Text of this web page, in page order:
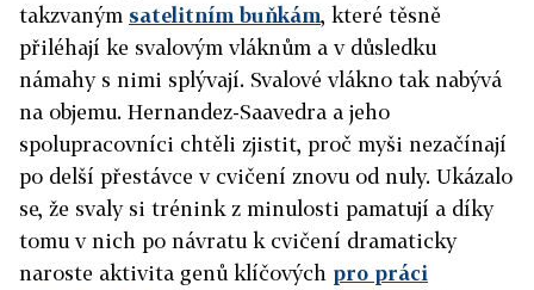
takzvaným satelitním buňkám, které těsně
přiléhají ke svalovým vláknům a v důsledku
námahy s nimi splývají. Svalové vlákno tak nabývá
na objemu. Hernandez-Saavedra a jeho
spolupracovníci chtěli zjistit, proč myši nezačínají
po delší přestávce v cvičení znovu od nuly. Ukázalo
se, že svaly si trénink z minulosti pamatují a díky
tomu v nich po návratu k cvičení dramaticky
naroste aktivita genů klíčových pro práci